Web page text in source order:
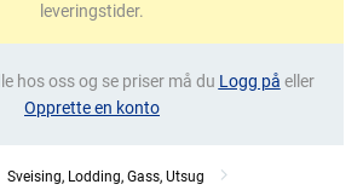
leveringstider.
hos oss og se priser må du Logg på eller
Opprette en konto
Sveising, Lodding, Gass, Utsug